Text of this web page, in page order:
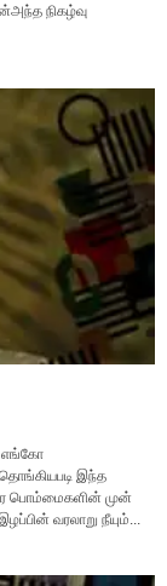
நிகழ்வு
எங்கோ
இந்த
பொம்மைகளின் முன்
வரலாறு நீயும்...